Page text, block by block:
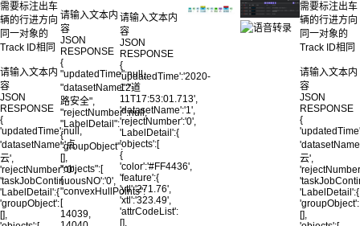
需要标注出车
辆的行进方向
同一对象的
Track ID相同
请输入文本内
容
JSON
RESPONSE
{
'updatedTime':null,
'datasetName':'点
云',
'rejectNumber':'0',
'taskJobContinuousNO':'0',
'LabelDetail':{
'groupObject':
[],
请输入文本内
容
JSON
RESPONSE
{
"updatedTime":null,
"datasetName":"道
路安全",
"rejectNumber":null,
"LabelDetail":
{
"groupObject":
[],
"objects":[
{
"convexHullPoints":
[
14039,
请输入文本内
容
JSON
RESPONSE
{
'updatedTime':'2020-
12-
11T17:53:01.713',
'datasetName':'1',
'rejectNumber':'0',
'LabelDetail':{
'objects':[
{
'color':'#FF4436',
'feature':{
'ytl':'271.76',
'xtl':'323.49',
'attrCodeList':
[],
需要标注出车
辆的行进方向
同一对象的
Track ID相同
请输入文本内
容
JSON
RESPONSE
{
云',
'LabelDetail':{
'groupObject':
[],